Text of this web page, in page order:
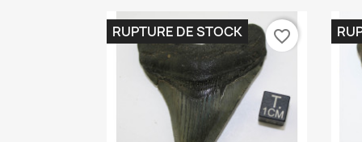
RUPTURE DE STOCK favorite_border